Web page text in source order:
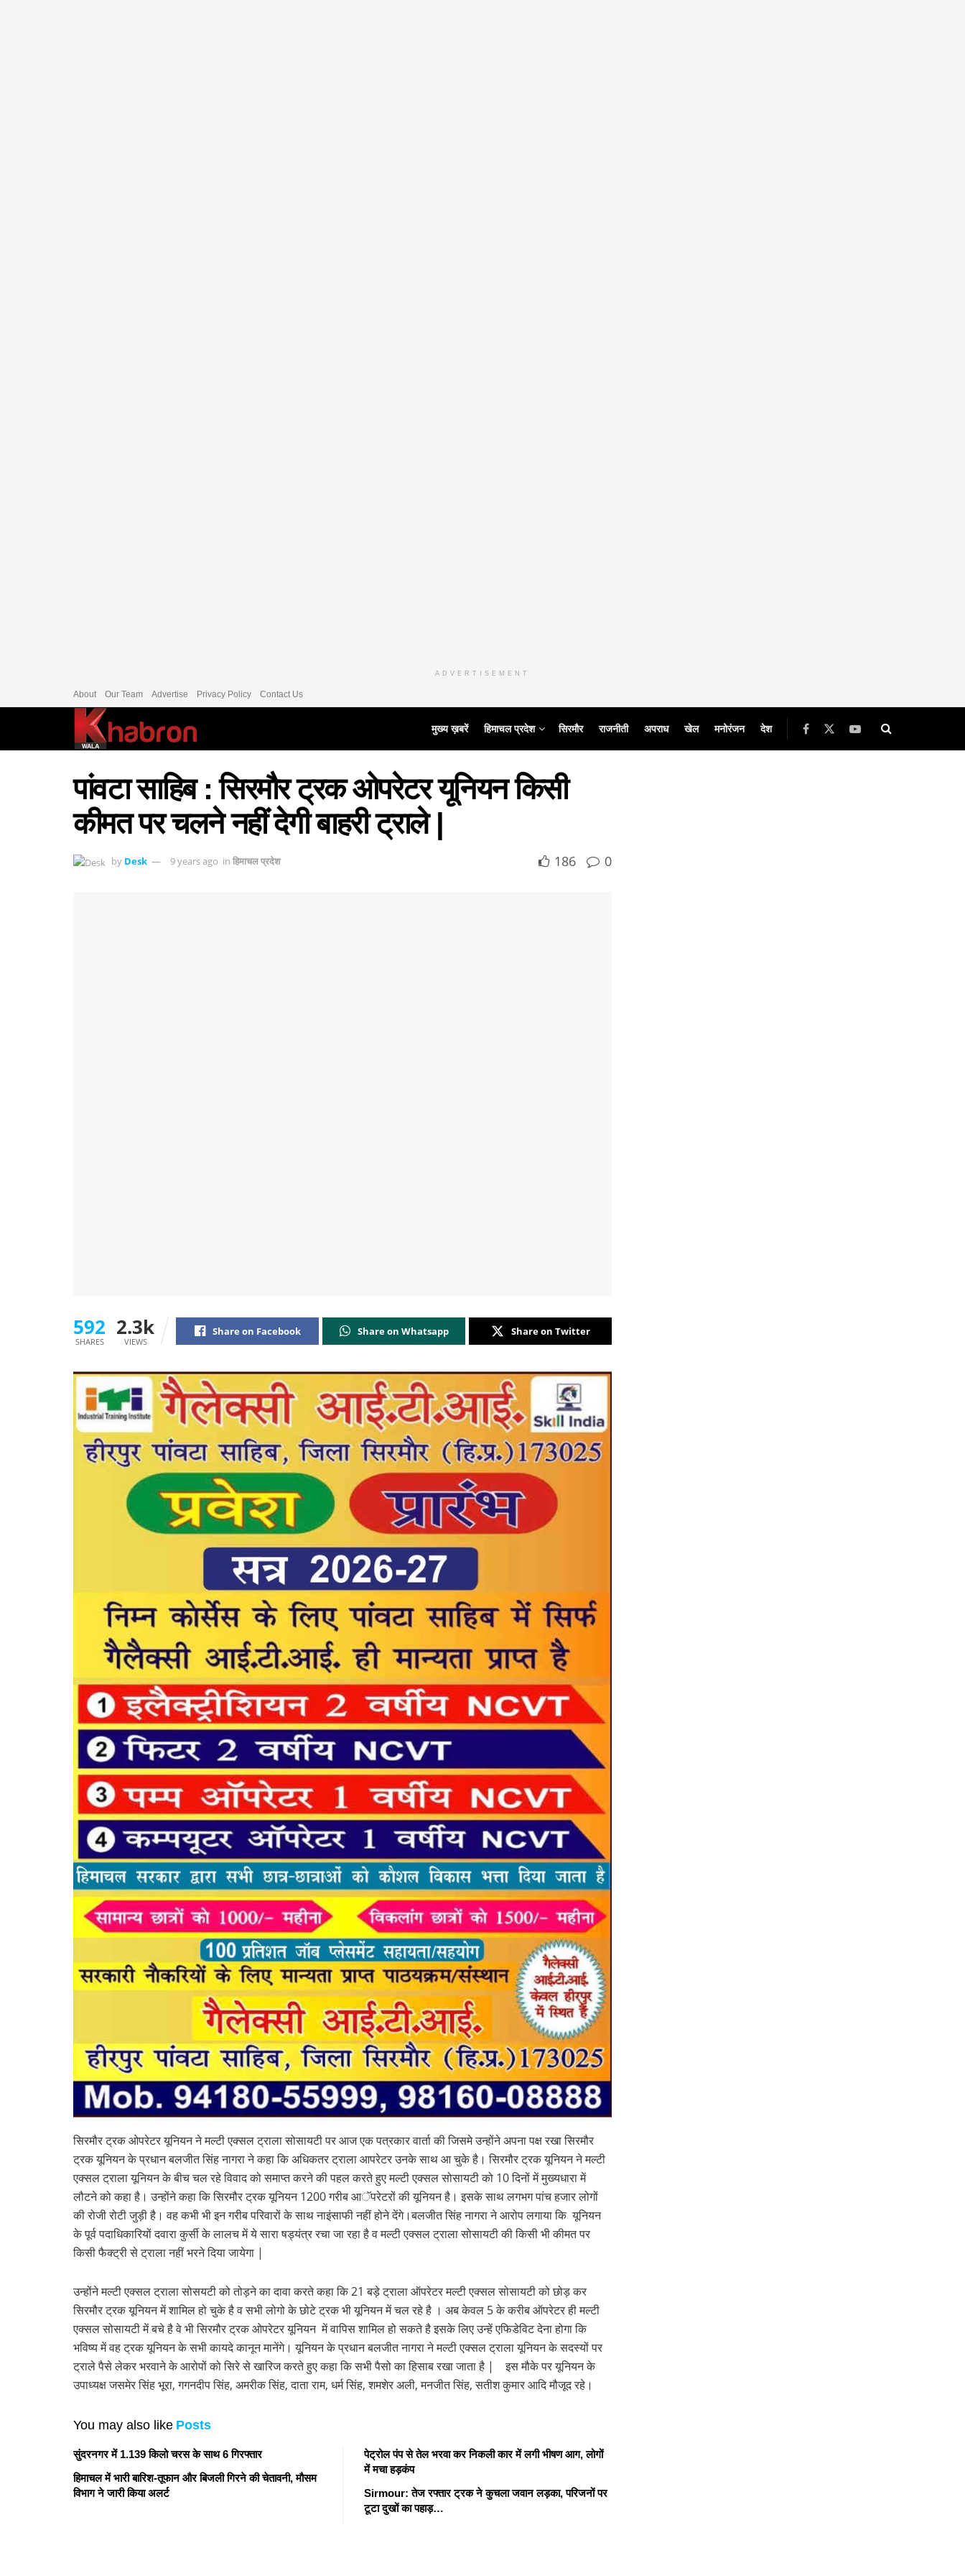
ADVERTISEMENT
About Our Team Advertise Privacy Policy Contact Us
मुख्य ख़बरें हिमाचल प्रदेश सिरमौर राजनीती अपराध खेल मनोरंजन देश
पांवटा साहिब : सिरमौर ट्रक ओपरेटर यूनियन किसी
कीमत पर चलने नहीं देगी बाहरी ट्राले |
by Desk 9 years ago in हिमाचल प्रदेश 186 0
592
SHARES
2.3k
VIEWS
Share on Facebook Share on Whatsapp Share on Twitter
सिरमौर ट्रक ओपरेटर यूनियन ने मल्टी एक्सल ट्राला सोसायटी पर आज एक पत्रकार वार्ता की जिसमे उन्होंने अपना पक्ष रखा सिरमौर
ट्रक यूनियन के प्रधान बलजीत सिंह नागरा ने कहा कि अधिकतर ट्राला आपरेटर उनके साथ आ चुके है। सिरमौर ट्रक यूनियन ने मल्टी
एक्सल ट्राला यूनियन के बीच चल रहे विवाद को समाप्त करने की पहल करते हुए मल्टी एक्सल सोसायटी को 10 दिनों में मुख्यधारा में
लौटने को कहा है। उन्होंने कहा कि सिरमौर ट्रक यूनियन 1200 गरीब आॅपरेटरों की यूनियन है। इसके साथ लगभग पांच हजार लोगों
की रोजी रोटी जुड़ी है। वह कभी भी इन गरीब परिवारों के साथ नाइंसाफी नहीं होने देंगे।बलजीत सिंह नागरा ने आरोप लगाया कि यूनियन
के पूर्व पदाधिकारियों दवारा कुर्सी के लालच में ये सारा षड्यंत्र रचा जा रहा है व मल्टी एक्सल ट्राला सोसायटी की किसी भी कीमत पर
किसी फैक्ट्री से ट्राला नहीं भरने दिया जायेगा |
उन्होंने मल्टी एक्सल ट्राला सोसयटी को तोड़ने का दावा करते कहा कि 21 बड़े ट्राला ऑपरेटर मल्टी एक्सल सोसायटी को छोड़ कर
सिरमौर ट्रक यूनियन में शामिल हो चुके है व सभी लोगो के छोटे ट्रक भी यूनियन में चल रहे है । अब केवल 5 के करीब ऑपरेटर ही मल्टी
एक्सल सोसायटी में बचे है वे भी सिरमौर ट्रक ओपरेटर यूनियन में वापिस शामिल हो सकते है इसके लिए उन्हें एफिडेविट देना होगा कि
भविष्य में वह ट्रक यूनियन के सभी कायदे कानून मानेंगे। यूनियन के प्रधान बलजीत नागरा ने मल्टी एक्सल ट्राला यूनियन के सदस्यों पर
ट्राले पैसे लेकर भरवाने के आरोपों को सिरे से खारिज करते हुए कहा कि सभी पैसो का हिसाब रखा जाता है | इस मौके पर यूनियन के
उपाध्यक्ष जसमेर सिंह भूरा, गगनदीप सिंह, अमरीक सिंह, दाता राम, धर्म सिंह, शमशेर अली, मनजीत सिंह, सतीश कुमार आदि मौजूद रहे।
You may also like Posts
सुंदरनगर में 1.139 किलो चरस के साथ 6 गिरफ्तार
हिमाचल में भारी बारिश-तूफान और बिजली गिरने की चेतावनी, मौसम
विभाग ने जारी किया अलर्ट
पेट्रोल पंप से तेल भरवा कर निकली कार में लगी भीषण आग, लोगों
में मचा हड़कंप
Sirmour: तेज रफ्तार ट्रक ने कुचला जवान लड़का, परिजनों पर
टूटा दुखों का पहाड़…